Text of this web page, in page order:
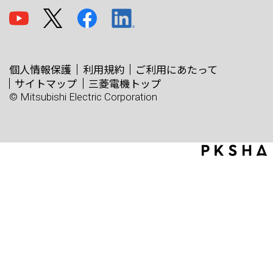
個人情報保護 利用規約
ご利用にあたって
サイトマップ
三菱電機トップ
© Mitsubishi Electric Corporation